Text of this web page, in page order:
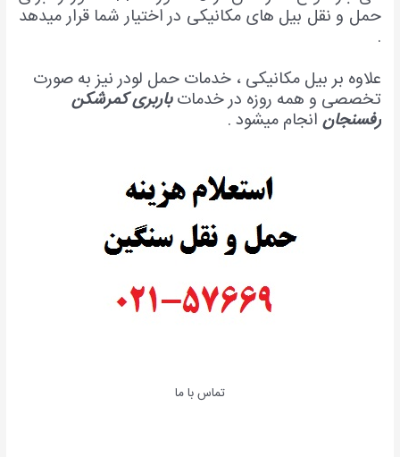
حمل و نقل بیل های مکانیکی در اختیار شما قرار میدهد
.
علاوه بر بیل مکانیکی ، خدمات حمل لودر نیز به صورت
تخصصی و همه روزه در خدماتباربری کمرشکن
رفسنجان انجام میشود .
تماس با ما